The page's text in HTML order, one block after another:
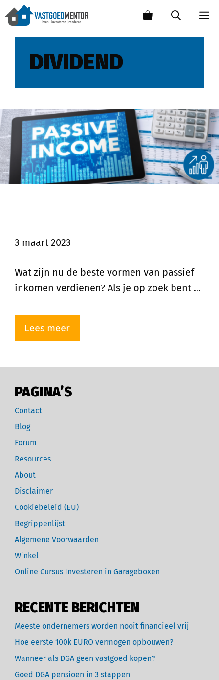
DIVIDEND
3 maart 2023
Wat zijn nu de beste vormen van passief
inkomen verdienen? Als je op zoek bent …
Lees meer
PAGINA’S
Contact
Blog
Forum
Resources
About
Disclaimer
Cookiebeleid (EU)
Begrippenlijst
Algemene Voorwaarden
Winkel
Online Cursus Investeren in Garageboxen
RECENTE BERICHTEN
Meeste ondernemers worden nooit financieel vrij
Hoe eerste 100k EURO vermogen opbouwen?
Wanneer als DGA geen vastgoed kopen?
Goed DGA pensioen in 3 stappen